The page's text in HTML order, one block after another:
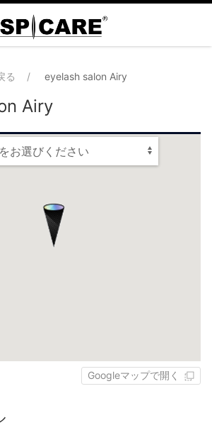
る eyelash salon Airy
Airy
お選びください
Googleマップで開く